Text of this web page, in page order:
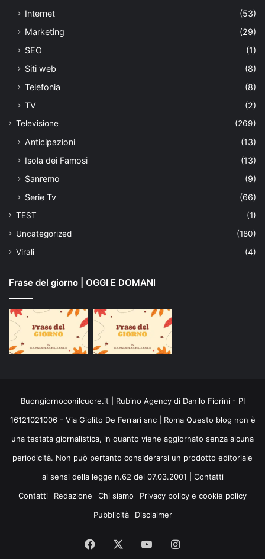
Internet
(53)
Marketing
(29)
SEO
(1)
Siti web
(8)
Telefonia
(8)
TV
(2)
Televisione (269)
Anticipazioni
(13)
Isola dei Famosi
(13)
Sanremo
(9)
Serie Tv
(66)
TEST
(1)
Uncategorized
(180)
Virali
(4)
Frase del giorno | OGGI E DOMANI
Buongiornoconilcuore.it | Rubino Agency di Danilo Fiorini - PI
16121021006 - Via Giolito De Ferrari snc | Roma Questo blog non è
una testata giornalistica, in quanto viene aggiornato senza alcuna
periodicità. Non può pertanto considerarsi un prodotto editoriale
ai sensi della legge n.62 del 07.03.2001 | Contatti
Contatti
Redazione Chi siamo
Privacy policy e cookie policy
Pubblicità
Disclaimer